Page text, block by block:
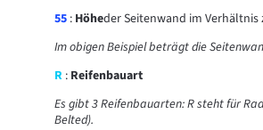
55 : Höheder Seitenwand im Verhältnis
Im obigen Beispiel beträgt die
R : Reifenbauart
Es gibt 3 Reifenbauarten: R steht für
Belted).